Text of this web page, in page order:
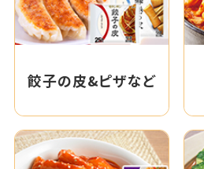
餃子の皮&ピザなど